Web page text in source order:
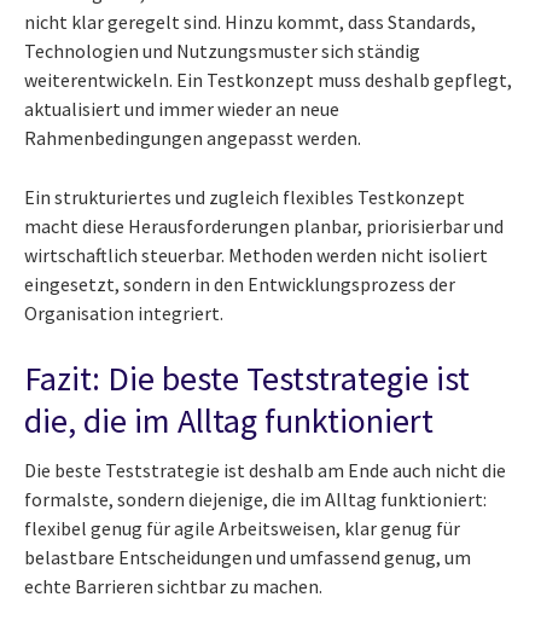
nicht klar geregelt sind. Hinzu kommt, dass Standards,
Technologien und Nutzungsmuster sich ständig
weiterentwickeln. Ein Testkonzept muss deshalb gepflegt,
aktualisiert und immer wieder an neue
Rahmenbedingungen angepasst werden.
Ein strukturiertes und zugleich flexibles Testkonzept
macht diese Herausforderungen planbar, priorisierbar und
wirtschaftlich steuerbar. Methoden werden nicht isoliert
eingesetzt, sondern in den Entwicklungsprozess der
Organisation integriert.
Fazit: Die beste Teststrategie ist
die, die im Alltag funktioniert
Die beste Teststrategie ist deshalb am Ende auch nicht die
formalste, sondern diejenige, die im Alltag funktioniert:
flexibel genug für agile Arbeitsweisen, klar genug für
belastbare Entscheidungen und umfassend genug, um
echte Barrieren sichtbar zu machen.